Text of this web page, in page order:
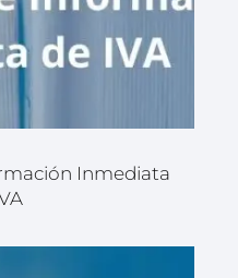
Inmediata